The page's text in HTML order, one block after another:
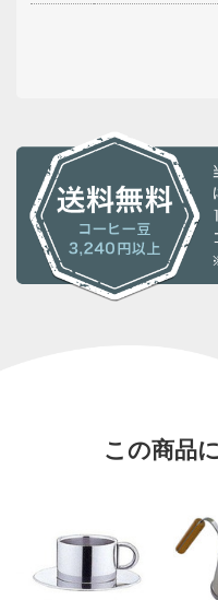
この商品